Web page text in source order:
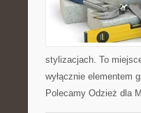
stylizacjach. To
wyłącznie elementem
Polecamy Odzież dla